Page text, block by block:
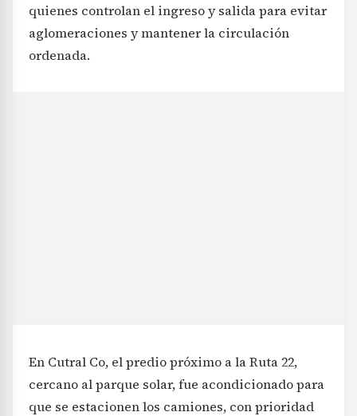
quienes controlan el ingreso y salida para evitar
aglomeraciones y mantener la circulación
ordenada.
En Cutral Co, el predio próximo a la Ruta 22,
cercano al parque solar, fue acondicionado para
que se estacionen los camiones, con prioridad